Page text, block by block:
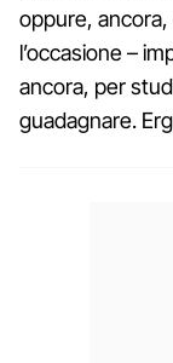
oppure, ancora,
l’occasione –
ancora, per
guadagnare.